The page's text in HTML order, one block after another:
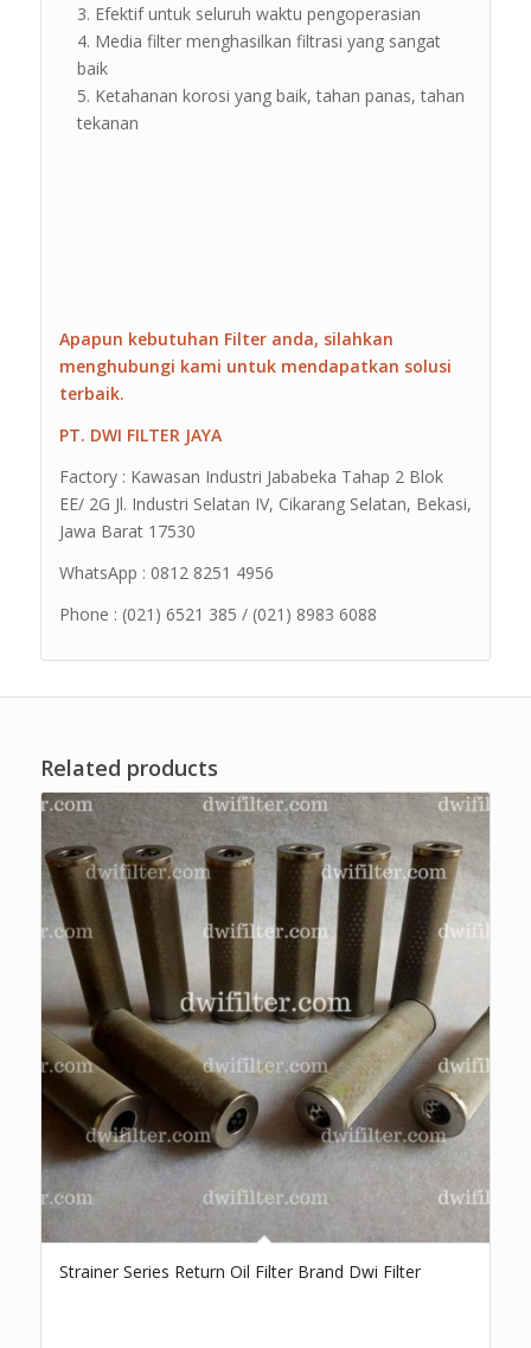
Efektif untuk seluruh waktu pengoperasian
Media filter menghasilkan filtrasi yang sangat
baik
Ketahanan korosi yang baik, tahan panas, tahan
tekanan
Apapun kebutuhan Filter anda, silahkan
menghubungi kami untuk mendapatkan solusi
terbaik.
PT. DWI FILTER JAYA
Factory : Kawasan Industri Jababeka Tahap 2 Blok
EE/ 2G Jl. Industri Selatan IV, Cikarang Selatan, Bekasi,
Jawa Barat 17530
WhatsApp : 0812 8251 4956
Phone : (021) 6521 385 / (021) 8983 6088
Related products
Strainer Series Return Oil Filter Brand Dwi Filter